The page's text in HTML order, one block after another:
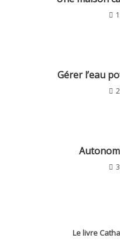
Gérer l’eau
Le livre